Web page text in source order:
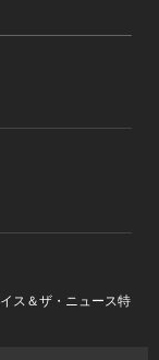
ス＆ザ・ニュース特